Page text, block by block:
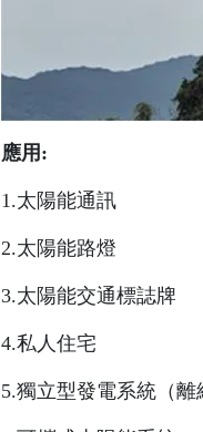
應用:
1.太陽能通訊
2.太陽能路燈
3.太陽能交通標誌牌
4.私人住宅
5.獨立型發電系統（離